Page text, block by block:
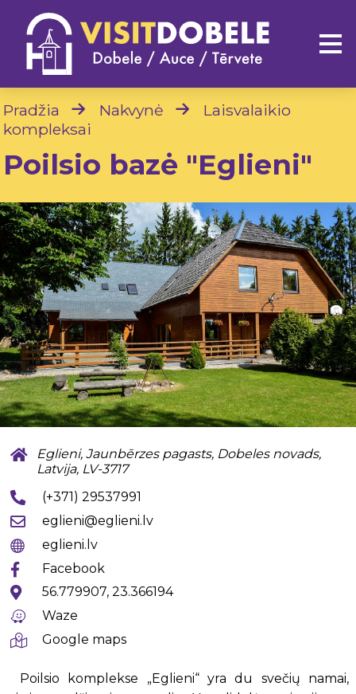
Pradžia Nakvynė
Laisvalaikio
kompleksai
Poilsio bazė "Eglieni"
Eglieni, Jaunbērzes pagasts, Dobeles novads,
Latvija, LV-3717
(+371) 29537991
eglieni@eglieni.lv
eglieni.lv
Facebook
56.779907, 23.366194
Waze
Google maps
Poilsio komplekse „Eglieni“ yra du svečių namai,